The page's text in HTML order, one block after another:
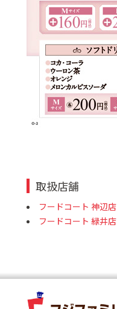
取扱店舗
フードコート 神辺店
フードコート 緑井店